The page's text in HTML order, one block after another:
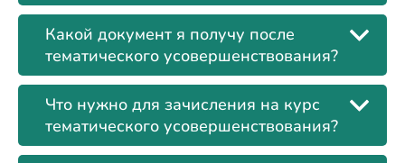
Какой документ я получу после
тематического усовершенствования?
Что нужно для зачисления на курс
тематического усовершенствования?